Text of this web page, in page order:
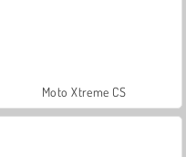
Moto Xtreme CS